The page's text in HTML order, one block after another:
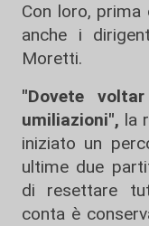
Con loro, prima
anche i
Moretti.
"Dovete
umiliazioni", la
iniziato un
ultime due
di resettare
conta è